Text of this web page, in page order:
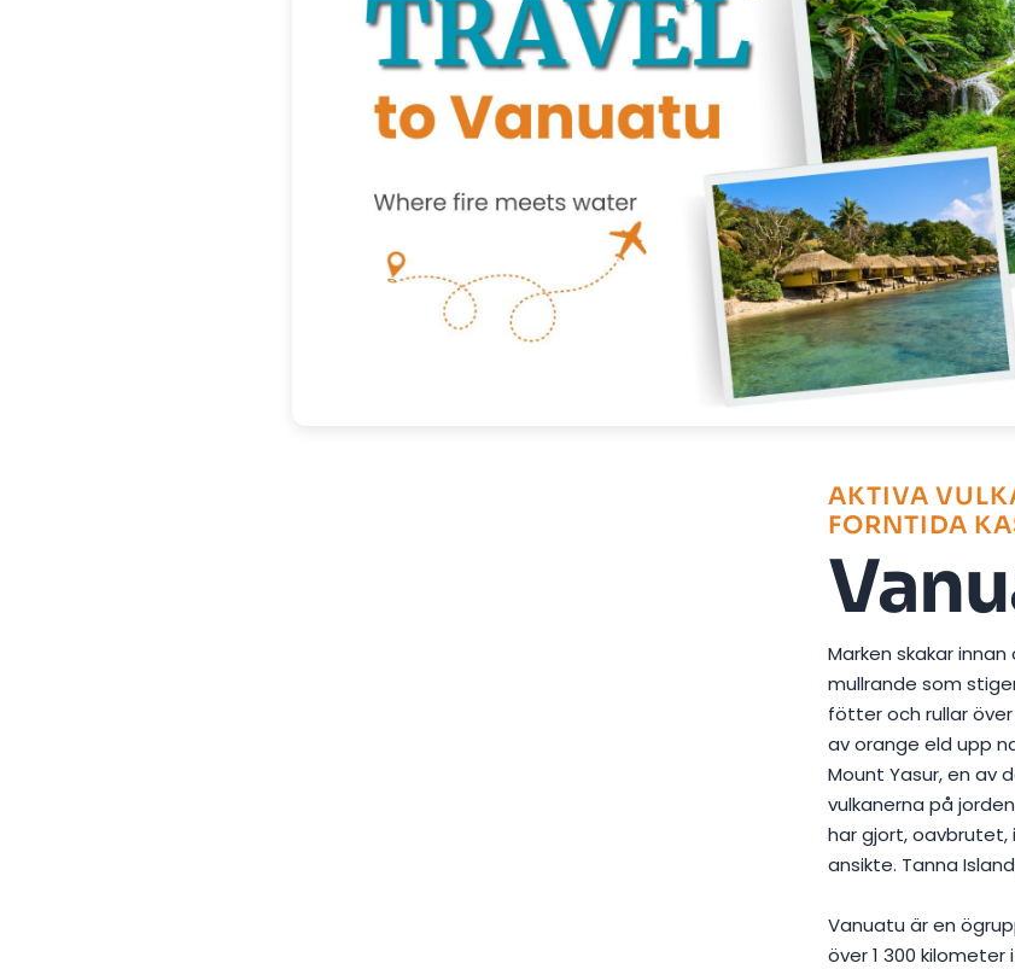
AKTIVA
FORNTIDA
Marken skakar
mullrande som
fötter och rullar
av orange eld upp
Mount Yasur, en av
vulkanerna på
har gjort, oavbrutet,
ansikte. Tanna
Vanuatu är en
över 1 300